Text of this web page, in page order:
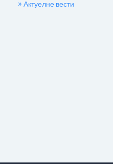
» Актуелне вести